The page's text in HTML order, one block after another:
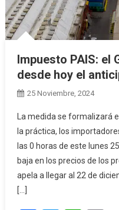
Impuesto PAIS: el
desde hoy el
25 Noviembre, 2024
La medida se formalizará
la práctica, los
las 0 horas de este lunes
baja en los precios de los
apela a llegar al 22 de
[…]